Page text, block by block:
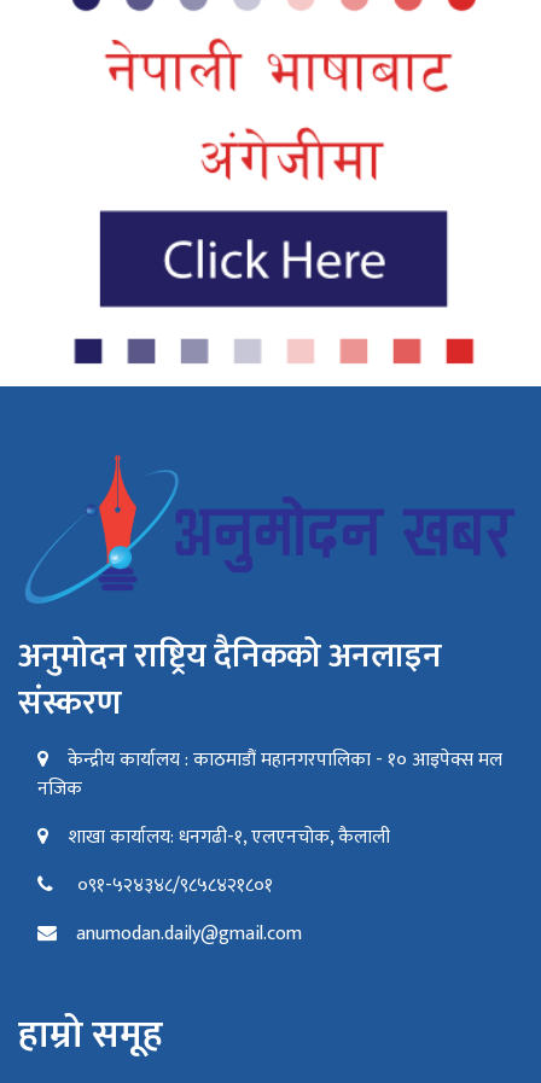
अनुमोदन राष्ट्रिय दैनिकको अनलाइन
संस्करण
केन्द्रीय कार्यालय : काठमाडौं महानगरपालिका - १० आइपेक्स मल
नजिक
शाखा कार्यालय: धनगढी-१, एलएनचोक, कैलाली
०९१-५२४३४८/९८५८४२१८०१
anumodan.daily@gmail.com
हाम्रो समूह